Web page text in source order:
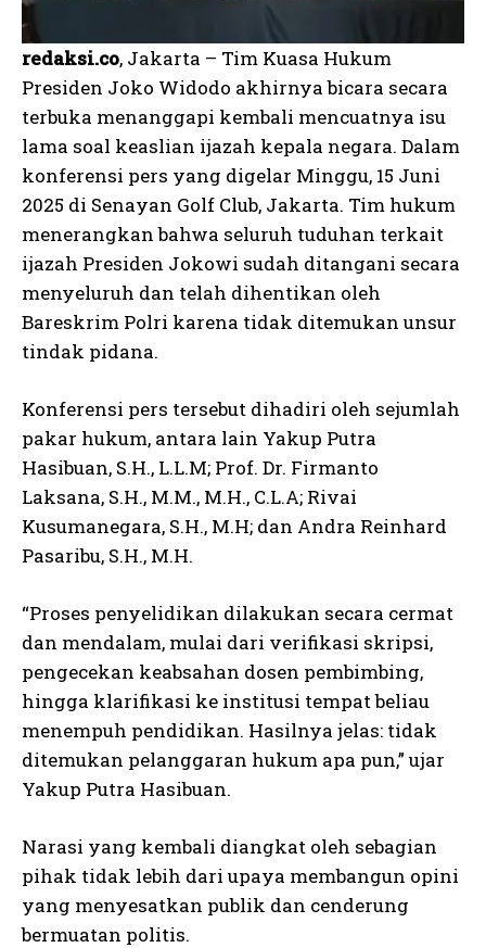
redaksi.co, Jakarta – Tim Kuasa Hukum
Presiden Joko Widodo akhirnya bicara secara
terbuka menanggapi kembali mencuatnya isu
lama soal keaslian ijazah kepala negara. Dalam
konferensi pers yang digelar Minggu, 15 Juni
2025 di Senayan Golf Club, Jakarta. Tim hukum
menerangkan bahwa seluruh tuduhan terkait
ijazah Presiden Jokowi sudah ditangani secara
menyeluruh dan telah dihentikan oleh
Bareskrim Polri karena tidak ditemukan unsur
tindak pidana.
Konferensi pers tersebut dihadiri oleh sejumlah
pakar hukum, antara lain Yakup Putra
Hasibuan, S.H., L.L.M; Prof. Dr. Firmanto
Laksana, S.H., M.M., M.H., C.L.A; Rivai
Kusumanegara, S.H., M.H; dan Andra Reinhard
Pasaribu, S.H., M.H.
“Proses penyelidikan dilakukan secara cermat
dan mendalam, mulai dari verifikasi skripsi,
pengecekan keabsahan dosen pembimbing,
hingga klarifikasi ke institusi tempat beliau
menempuh pendidikan. Hasilnya jelas: tidak
ditemukan pelanggaran hukum apa pun,” ujar
Yakup Putra Hasibuan.
Narasi yang kembali diangkat oleh sebagian
pihak tidak lebih dari upaya membangun opini
yang menyesatkan publik dan cenderung
bermuatan politis.